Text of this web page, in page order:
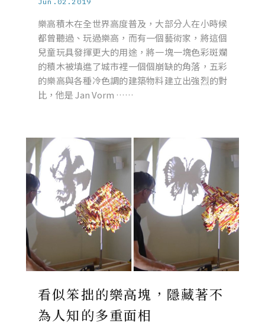
樂高積木在全世界高度普及，大部分人在小時候
都曾聽過、玩過樂高，而有一個藝術家，將這個
兒童玩具發揮更大的用途，將一塊一塊色彩斑斕
的積木被填進了城市裡一個個崩缺的角落，五彩
的樂高與各種冷色調的建築物料建立出強烈的對
比，他是 Jan Vorm ……
看似笨拙的樂高塊，隱藏著不
為人知的多重面相